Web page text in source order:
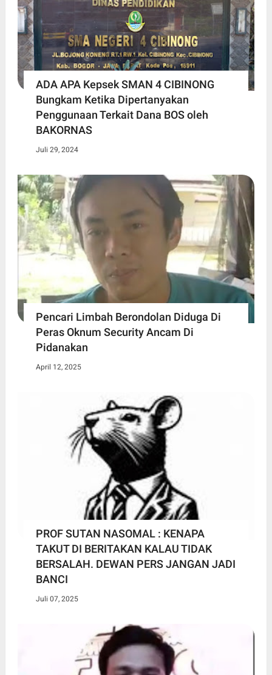
ADA APA Kepsek SMAN 4 CIBINONG
Bungkam Ketika Dipertanyakan
Penggunaan Terkait Dana BOS oleh
BAKORNAS
Juli 29, 2024
Pencari Limbah Berondolan Diduga Di
Peras Oknum Security Ancam Di
Pidanakan
April 12, 2025
PROF SUTAN NASOMAL : KENAPA
TAKUT DI BERITAKAN KALAU TIDAK
BERSALAH. DEWAN PERS JANGAN JADI
BANCI
Juli 07, 2025